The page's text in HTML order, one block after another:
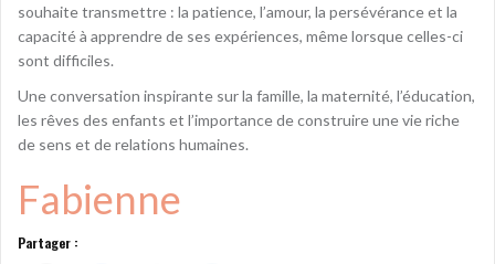
souhaite transmettre : la patience, l’amour, la persévérance et la
capacité à apprendre de ses expériences, même lorsque celles-ci
sont difficiles.
Une conversation inspirante sur la famille, la maternité, l’éducation,
les rêves des enfants et l’importance de construire une vie riche
de sens et de relations humaines.
Fabienne
Partager :